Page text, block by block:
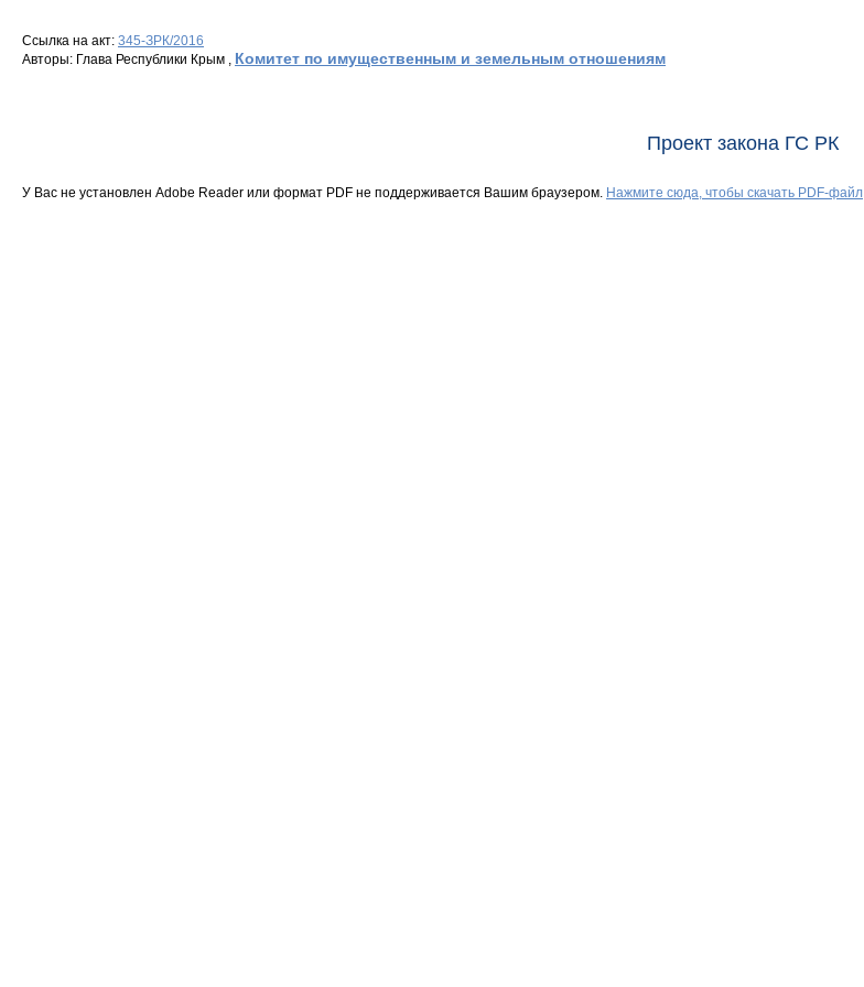
Ссылка на акт: 345-ЗРК/2016
Авторы: Глава Республики Крым , Комитет по имущественным и земельным отношениям
Проект закона ГС РК
У Вас не установлен Adobe Reader или формат PDF не поддерживается Вашим браузером. Нажмите сюда, чтобы скачать PDF-файл